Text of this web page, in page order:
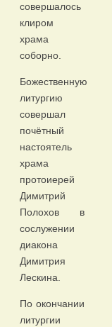
совершалось
клиром
храма
соборно.
Божественную
литургию
совершал
почётный
настоятель
храма
протоиерей
Димитрий
Полохов в
сослужении
диакона
Димитрия
Лескина.
По окончании
литургии